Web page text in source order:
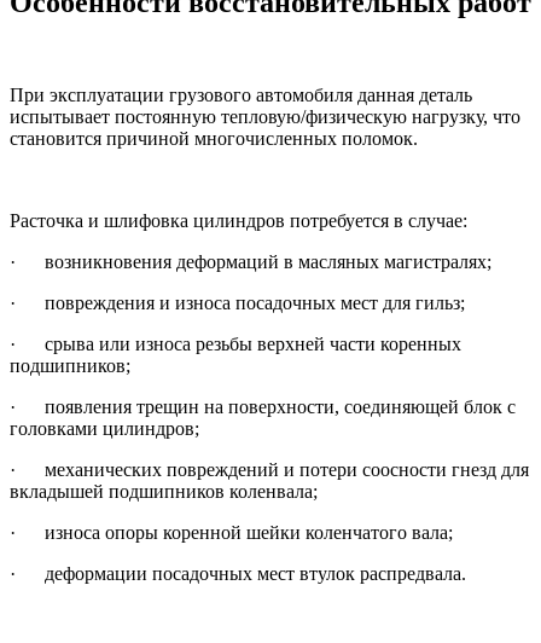
При эксплуатации грузового автомобиля данная деталь
испытывает постоянную тепловую/физическую нагрузку, что
становится причиной многочисленных поломок.
Расточка и шлифовка цилиндров потребуется в случае:
· возникновения деформаций в масляных магистралях;
· повреждения и износа посадочных мест для гильз;
· срыва или износа резьбы верхней части коренных
подшипников;
· появления трещин на поверхности, соединяющей блок с
головками цилиндров;
· механических повреждений и потери соосности гнезд для
вкладышей подшипников коленвала;
· износа опоры коренной шейки коленчатого вала;
· деформации посадочных мест втулок распредвала.